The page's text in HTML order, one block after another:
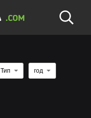
.COM
Тип год